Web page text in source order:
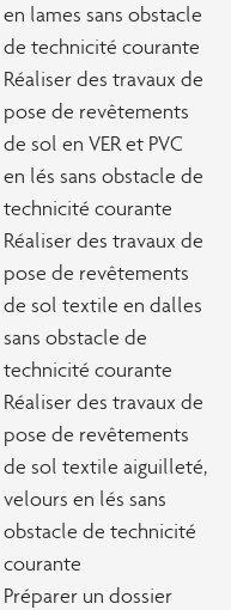
en lames sans obstacle
de technicité courante
Réaliser des travaux de
pose de revêtements
de sol en VER et PVC
en lés sans obstacle de
technicité courante
Réaliser des travaux de
pose de revêtements
de sol textile en dalles
sans obstacle de
technicité courante
Réaliser des travaux de
pose de revêtements
de sol textile aiguilleté,
velours en lés sans
obstacle de technicité
courante
Préparer un dossier